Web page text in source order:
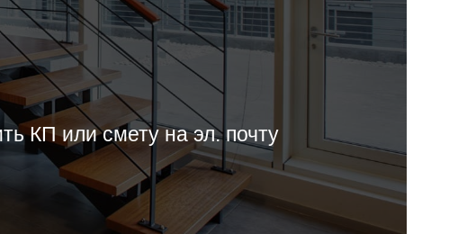
КП или смету на эл. почту